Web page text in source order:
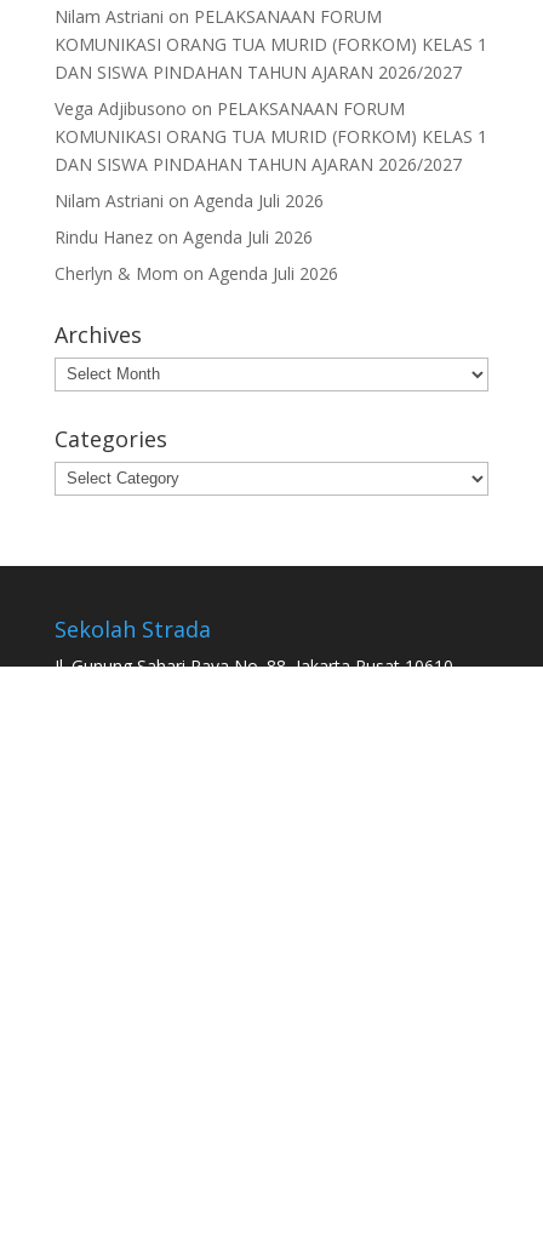
MURID (FORKOM) KELAS 1 DAN SISWA PINDAHAN
TAHUN AJARAN 2026/2027
Agenda Juli 2026
Forkom Kelas VI SD Strada Kampung Sawah
Dilaksanakan Secara Virtual
Recent Comments
Nilam AstrianionPELAKSANAAN FORUM
KOMUNIKASI ORANG TUA MURID (FORKOM) KELAS 1
Vega Adjibusono
KOMUNIKASI ORANG TUA MURID (FORKOM) KELAS 1
DAN SISWA PINDAHAN TAHUN AJARAN 2026/2027
Rindu HanezonAgenda Juli 2026
Cherlyn & MomonAgenda Juli 2026
Archives
Categories